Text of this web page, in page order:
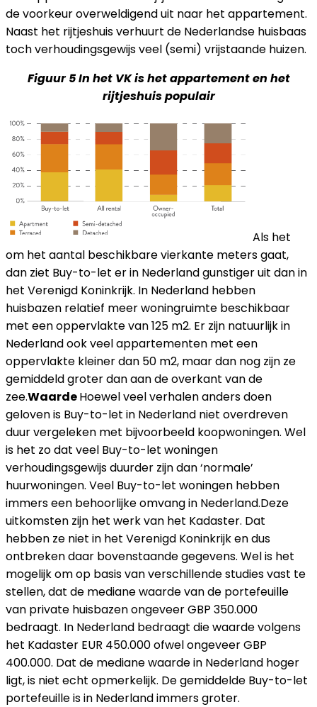
de voorkeur overweldigend uit naar het appartement.
Naast het rijtjeshuis verhuurt de Nederlandse huisbaas
toch verhoudingsgewijs veel (semi) vrijstaande huizen.
Figuur 5 In het VK is het appartement en het
rijtjeshuis populair
Als het
om het aantal beschikbare vierkante meters gaat,
dan ziet Buy-to-let er in Nederland gunstiger uit dan in
het Verenigd Koninkrijk. In Nederland hebben
huisbazen relatief meer woningruimte beschikbaar
met een oppervlakte van 125 m2. Er zijn natuurlijk in
Nederland ook veel appartementen met een
oppervlakte kleiner dan 50 m2, maar dan nog zijn ze
gemiddeld groter dan aan de overkant van de
zee.WaardeHoewel veel verhalen anders doen
geloven is Buy-to-let in Nederland niet overdreven
duur vergeleken met bijvoorbeeld koopwoningen. Wel
is het zo dat veel Buy-to-let woningen
verhoudingsgewijs duurder zijn dan ‘normale’
huurwoningen. Veel Buy-to-let woningen hebben
immers een behoorlijke omvang in Nederland.Deze
uitkomsten zijn het werk van het Kadaster. Dat
hebben ze niet in het Verenigd Koninkrijk en dus
ontbreken daar bovenstaande gegevens. Wel is het
mogelijk om op basis van verschillende studies vast te
stellen, dat de mediane waarde van de portefeuille
van private huisbazen ongeveer GBP 350.000
bedraagt. In Nederland bedraagt die waarde volgens
het Kadaster EUR 450.000 ofwel ongeveer GBP
400.000. Dat de mediane waarde in Nederland hoger
ligt, is niet echt opmerkelijk. De gemiddelde Buy-to-let
portefeuille is in Nederland immers groter.